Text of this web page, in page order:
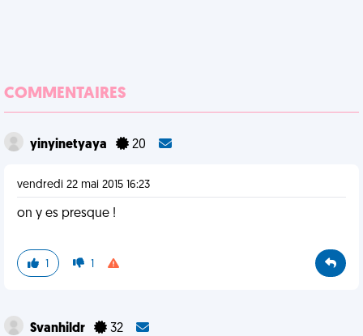
COMMENTAIRES
yinyinetyaya 20
vendredi 22 mai 2015 16:23
on y es presque !
1 1
Svanhildr 32